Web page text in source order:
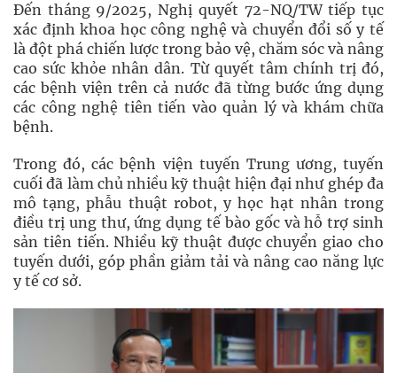
Đến tháng 9/2025, Nghị quyết 72-NQ/TW tiếp tục
xác định khoa học công nghệ và chuyển đổi số y tế
là đột phá chiến lược trong bảo vệ, chăm sóc và nâng
cao sức khỏe nhân dân. Từ quyết tâm chính trị đó,
các bệnh viện trên cả nước đã từng bước ứng dụng
các công nghệ tiên tiến vào quản lý và khám chữa
bệnh.
Trong đó, các bệnh viện tuyến Trung ương, tuyến
cuối đã làm chủ nhiều kỹ thuật hiện đại như ghép đa
mô tạng, phẫu thuật robot, y học hạt nhân trong
điều trị ung thư, ứng dụng tế bào gốc và hỗ trợ sinh
sản tiên tiến. Nhiều kỹ thuật được chuyển giao cho
tuyến dưới, góp phần giảm tải và nâng cao năng lực
y tế cơ sở.